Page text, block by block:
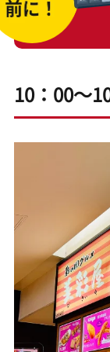
10：00～